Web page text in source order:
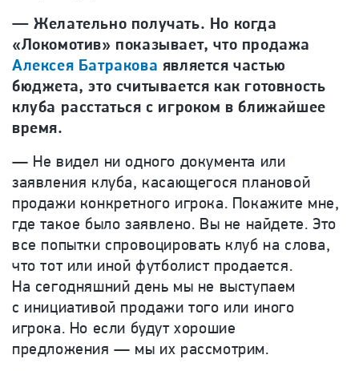
— Желательно получать. Но когда
«Локомотив» показывает, что продажа
Алексея Батракова является частью
бюджета, это считывается как готовность
клуба расстаться с игроком в ближайшее
время.
— Не видел ни одного документа или
заявления клуба, касающегося плановой
продажи конкретного игрока. Покажите мне,
где такое было заявлено. Вы не найдете. Это
все попытки спровоцировать клуб на слова,
что тот или иной футболист продается.
На сегодняшний день мы не выступаем
с инициативой продажи того или иного
игрока. Но если будут хорошие
предложения — мы их рассмотрим.